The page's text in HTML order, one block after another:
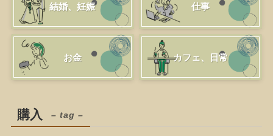
結婚、妊娠 仕事
お金 カフェ、日常
購入 – tag –